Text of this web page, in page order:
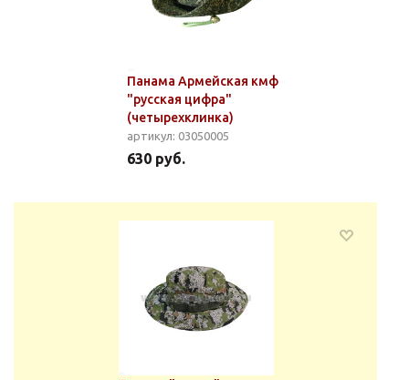
Панама Армейская кмф
"русская цифра"
(четырехклинка)
артикул: 03050005
630 руб.